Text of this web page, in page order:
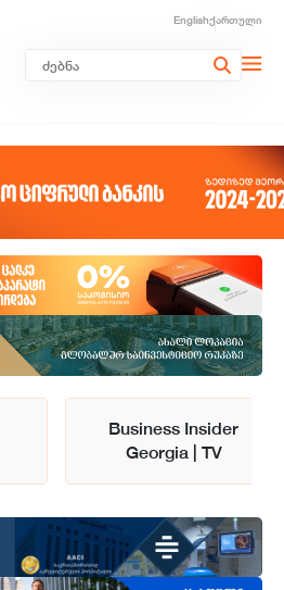
Englishქართული
Business Insider
Georgia | TV